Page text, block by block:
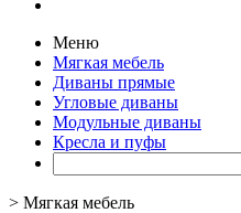
Меню
Мягкая мебель
Диваны прямые
Угловые диваны
Модульные диваны
Кресла и пуфы
> Мягкая мебель